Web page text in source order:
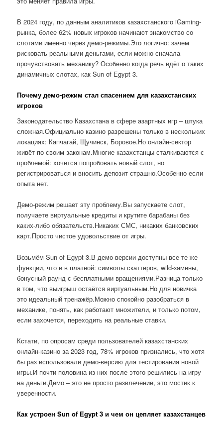
В 2024 году, по данным аналитиков казахстанского iGaming-
рынка, более 62% новых игроков начинают знакомство со
слотами именно через демо-режимы.Это логично: зачем
рисковать реальными деньгами, если можно сначала
прочувствовать механику? Особенно когда речь идёт о таких
динамичных слотах, как Sun of Egypt 3.
Почему демо-режим стал спасением для казахстанских
игроков
Законодательство Казахстана в сфере азартных игр – штука
сложная.Официально казино разрешены только в нескольких
локациях: Капчагай, Щучинск, Боровое.Но онлайн-сектор
живёт по своим законам.Многие казахстанцы сталкиваются с
проблемой: хочется попробовать новый слот, но
регистрироваться и вносить депозит страшно.Особенно если
опыта нет.
Демо-режим решает эту проблему.Вы запускаете слот,
получаете виртуальные кредиты и крутите барабаны без
каких-либо обязательств.Никаких СМС, никаких банковских
карт.Просто чистое удовольствие от игры.
Возьмём Sun of Egypt 3.В демо-версии доступны все те же
функции, что и в платной: символы скаттеров, wild-замены,
бонусный раунд с бесплатными вращениями.Разница только
в том, что выигрыш остаётся виртуальным.Но для новичка
это идеальный тренажёр.Можно спокойно разобраться в
механике, понять, как работают множители, и только потом,
если захочется, переходить на реальные ставки.
Кстати, по опросам среди пользователей казахстанских
онлайн-казино за 2023 год, 78% игроков признались, что хотя
бы раз использовали демо-версию для тестирования новой
игры.И почти половина из них после этого решились на игру
на деньги.Демо – это не просто развлечение, это мостик к
уверенности.
Как устроен Sun of Egypt 3 и чем он цепляет казахстанцев